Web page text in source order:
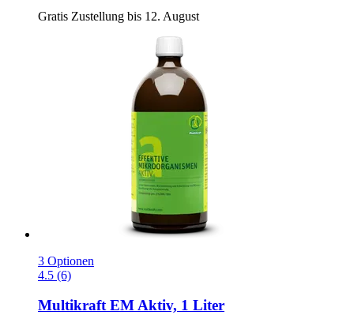
Gratis Zustellung bis 12. August
3 Optionen
4.5 (6)
MultikraftEM Aktiv, 1 Liter